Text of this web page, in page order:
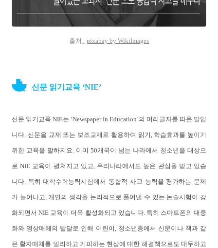
출처_ pixabay by WikiImages
신문 읽기교육 ‘NIE’
신문 읽기교육 NIE는 ‘Newspaper In Education’의 머리글자를 따온 말입
니다. 신문을 교재 또는 보조교재로 활용하여 읽기, 학습효과를 높이기
위한 교육을 말하지요. 이미 50개국이 넘는 나라에서 청소년을 대상으
로 NIE 교육이 펼쳐지고 있고, 우리나라에서도 높은 관심을 받고 있습
니다. 특히 대학수학능력시험에서 통합적 사고 능력을 평가하는 문제
가 늘어나고, 개인의 생각을 논리적으로 풀어낼 수 있는 논술시험이 강
화되면서 NIE 교육이 더욱 활성화되고 있습니다. 특히 스마트폰의 대중
화와 영상매체의 발달로 인해 어린이, 청소년층에서 신문이나 책과 같
은 활자매체를 멀리하고 기피하는 현상에 대한 해결책으로도 대두하고